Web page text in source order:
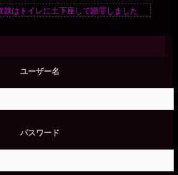
隷はトイレに土下座して謝罪しました
ユーザー名
パスワード